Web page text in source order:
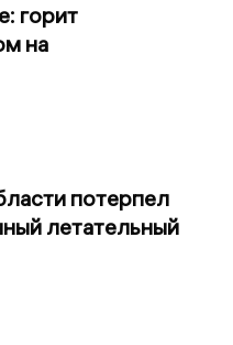
горит
на
потерпел
летательный